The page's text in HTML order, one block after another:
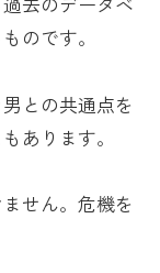
のです。
との共通点を
あります。
せん。危機を